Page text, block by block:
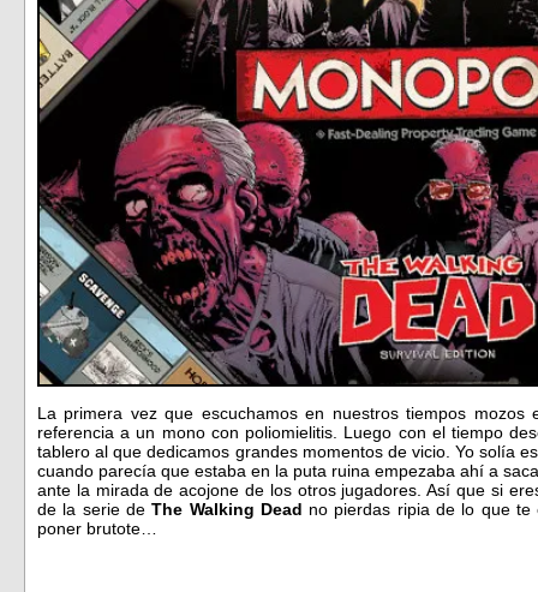
La primera vez que escuchamos en nuestros tiempos
referencia a un mono con poliomielitis. Luego con el tiempo
tablero al que dedicamos grandes momentos de vicio. Yo solía
cuando parecía que estaba en la puta ruina empezaba ahí a
ante la mirada de acojone de los otros jugadores. Así que si
de la serie deThe Walking Dead no pierdas ripia de lo que
poner brutote…